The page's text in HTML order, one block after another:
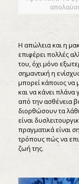
Η απώλεια και η
επιφέρει πολλές
του, όχι μόνο
σημαντική η
μπορεί κάποιος να
και να κάνει πλάνα
από την ασθένεια
διορθώσουν τα
είναι
πραγματικά είναι
τρόπους πώς να
ζωή της.